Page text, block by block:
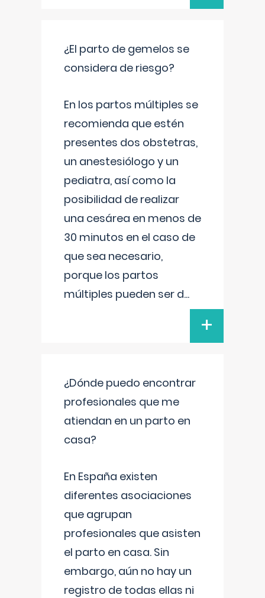
¿El parto de gemelos se
considera de riesgo?
En los partos múltiples se
recomienda que estén
presentes dos obstetras,
un anestesiólogo y un
pediatra, así como la
posibilidad de realizar
una cesárea en menos de
30 minutos en el caso de
que sea necesario,
porque los partos
múltiples pueden ser d...
+
¿Dónde puedo encontrar
profesionales que me
atiendan en un parto en
casa?
En España existen
diferentes asociaciones
que agrupan
profesionales que asisten
el parto en casa. Sin
embargo, aún no hay un
registro de todas ellas ni